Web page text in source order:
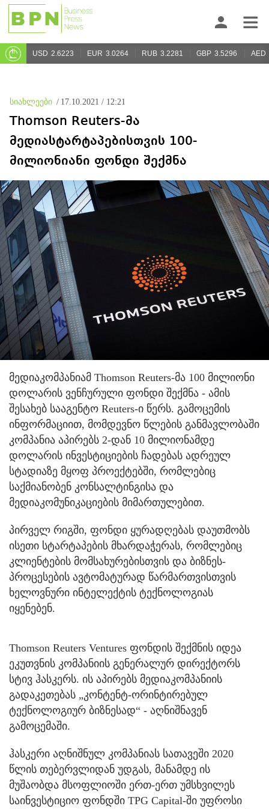
USD 2.6223 EUR 3.0264 RUB 3.2281 GBP 3.5296 AED
სიახლეები / 17.10.2021 / 12:21
Thomson Reuters-მა
მედიასტარტაპებისთვის 100-
მილიონიანი ფონდი შექმნა
მედიაკომპანიამ Thomson Reuters-მა 100 მილიონი
დოლარის ვენჩურული ფონდი შექმნა - ამის
შესახებ სააგენტო Reuters-ი წერს. გამოცემის
ინფორმაციით, მომდევნო წლების განმავლობაში
კომპანია აპირებს 2-დან 10 მილიონამდე
დოლარის ინვესტიციების ჩადებას ადრეულ
სტადიაზე მყოფ პროექტებში, რომლებიც
საქმიანობენ კონსალტინგისა და
მედიაკომუნიკაციების მიმართულებით.
პირველ რიგში, ფონდი ყურადღებას დაუთმობს
ისეთი სტარტაპების მხარდაჭერას, რომლებიც
კლიენტების მომსახურებისთვის და ბიზნეს-
პროცესების ავტომატურად წარმართვისთვის
ხელოვნური ინტელექტის ტექნოლოგიას
იყენებენ.
Thomson Reuters Ventures ფონდის შექმნის იდეა
ეკუთვნის კომპანიის გენერალურ დირექტორს
სტივ ჰასკერს. ის აპირებს მედიაკომპანიის
გადაკეთებას „კონტენტ-ორინტირებულ
ტექნოლოგიურ ბიზნესად“ - აღნიშნავენ
გამოცემაში.
ჰასკერი აღნიშნულ კომპანიას სათავეში 2020
წლის თებერვლიდან უდგას, მანამდე ის
მუშაობდა მსოფლიოში ერთ-ერთ უმსხვილეს
საინვესტიციო ფონდში TPG Capital-ში უფროსი